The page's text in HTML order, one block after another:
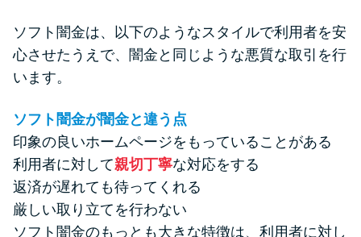
ソフト闇金は、以下のようなスタイルで利用者を安
心させたうえで、闇金と同じような悪質な取引を行
います。
ソフト闇金が闇金と違う点
印象の良いホームページをもっていることがある
利用者に対して親切丁寧な対応をする
返済が遅れても待ってくれる
厳しい取り立てを行わない
ソフト闇金のもっとも大きな特徴は、利用者に対し